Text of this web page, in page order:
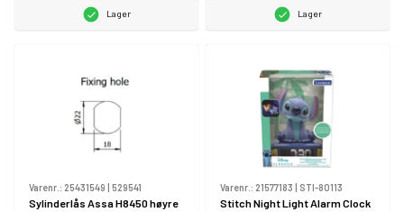
Lager Lager
Varenr.: 25431549 529541
Sylinderlås Assa H8450 høyre
Varenr.: 21577183 STI-80113
Stitch Night Light Alarm Clock